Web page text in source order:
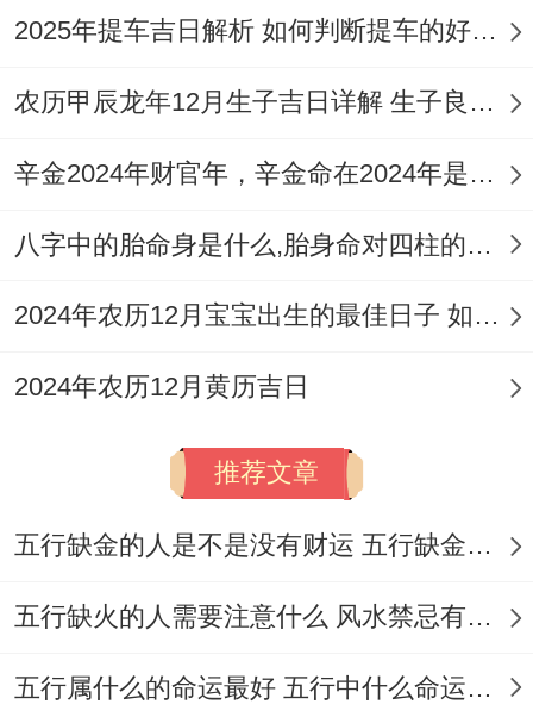
在尤其指定的吉日开工，同样要遵守部分要
紧的禁忌；以确保好运常驻。方位禁忌尤为
说实话，宜进行大规模敲打、钻孔等剧烈震
动作业，以免惊扰太岁，正北方兼具岁破与
进行任何动土行为。
的改动需极度谨慎,炉灶标记家宅财
库,其位置不当或随意拆除可能关系到财运跟
健康，行为禁忌同样不容忽视:开工仪式后...
应确保工程持续进行 不宜无故中断超过一
更是从凶方位清理出来的，应及时处理，不
2025年提车吉日解析 如何判断提车的好日子
农历甲辰龙年12月生子吉日详解 生子良辰的影响因素
辛金2024年财官年，辛金命在2024年是财官年还是财印年
八字中的胎命身是什么,胎身命对四柱的影响
2024年农历12月宝宝出生的最佳日子 如何挑选适合的吉日
2024年农历12月黄历吉日
推荐文章
五行缺金的人是不是没有财运 五行缺金的人命运好不好
五行缺火的人需要注意什么 风水禁忌有哪些
五行属什么的命运最好 五行中什么命运势旺盛